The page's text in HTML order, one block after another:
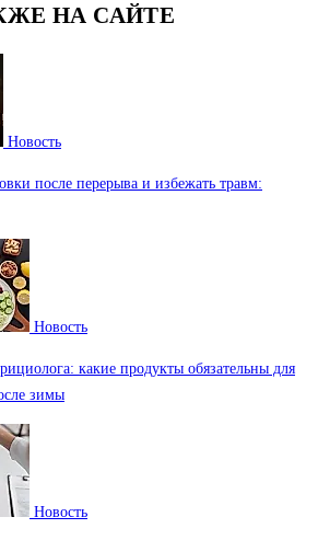
НА САЙТЕ
Новость
после перерыва и избежать травм:
Новость
какие продукты обязательны для
зимы
Новость